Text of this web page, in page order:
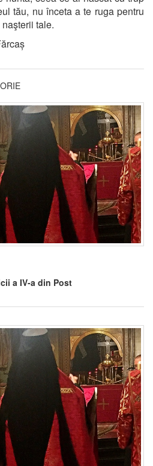
tău, nu înceta a te ruga pentru
tale.
a IV-a din Post